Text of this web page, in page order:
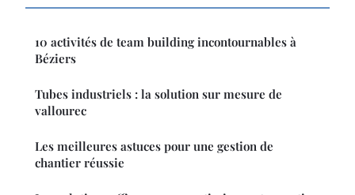
10 activités de team building incontournables à
Béziers
Tubes industriels : la solution sur mesure de
vallourec
Les meilleures astuces pour une gestion de
chantier réussie